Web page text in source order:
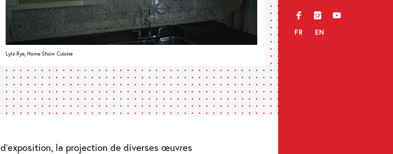
f i y
FR EN
Lyla Rye, Home Show Cuisine
d’exposition, la projection de diverses œuvres